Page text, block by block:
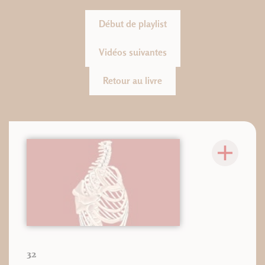
Début de playlist
Vidéos suivantes
Retour au livre
32